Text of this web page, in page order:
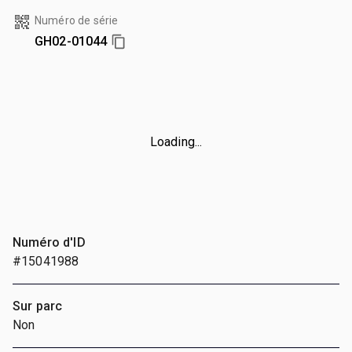
Numéro de série
GH02-01044
Loading...
Numéro d'ID
#15041988
Sur parc
Non